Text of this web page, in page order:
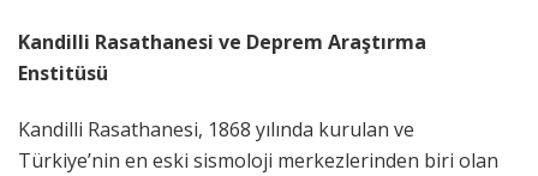
Kandilli Rasathanesi ve Deprem Araştırma
Enstitüsü
Kandilli Rasathanesi, 1868 yılında kurulan ve
Türkiye’nin en eski sismoloji merkezlerinden biri olan